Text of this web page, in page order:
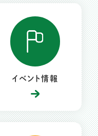
イベント情報